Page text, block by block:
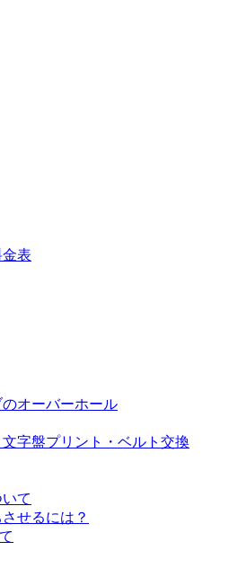
表
オーバーホール
字盤プリント・ベルト交換
て
せるには？